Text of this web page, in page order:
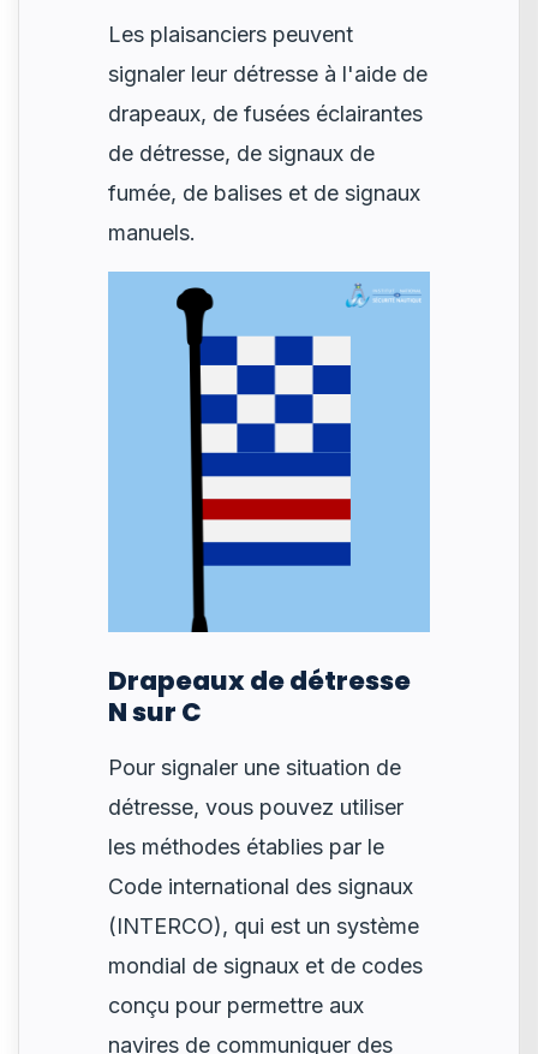
Les plaisanciers peuvent
signaler leur détresse à l'aide de
drapeaux, de fusées éclairantes
de détresse, de signaux de
fumée, de balises et de signaux
manuels.
Drapeaux de détresse
N sur C
Pour signaler une situation de
détresse, vous pouvez utiliser
les méthodes établies par le
Code international des signaux
(INTERCO), qui est un système
mondial de signaux et de codes
conçu pour permettre aux
navires de communiquer des